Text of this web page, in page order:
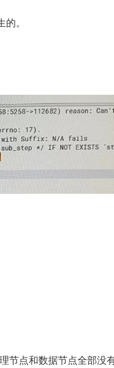
。
点和数据节点全部没有